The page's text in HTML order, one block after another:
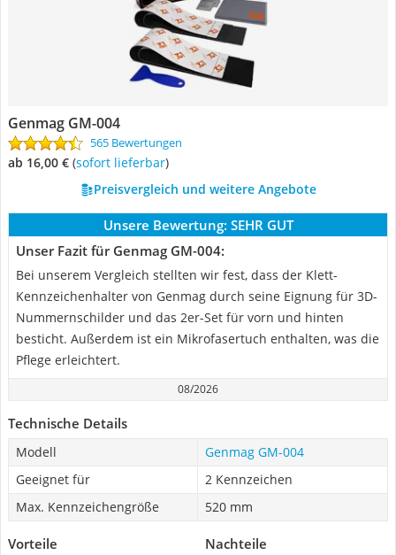
Genmag ‎GM-004
565 Bewertungen
ab 16,00 € ( Sofort lieferbar)
Preisvergleich und weitere Angebote
Unsere Bewertung: SEHR GUT
Unser Fazit für Genmag ‎GM-004:
Bei unserem Vergleich stellten wir fest, dass der Klett-
Kennzeichenhalter von Genmag durch seine Eignung für 3D-
Nummernschilder und das 2er-Set für vorn und hinten
besticht. Außerdem ist ein Mikrofasertuch enthalten, was die
Pflege erleichtert.
08/2026
Technische Details
Modell
Genmag ‎GM-004
Geeignet für
2 Kennzeichen
Max. Kennzeichengröße
520 mm
Vorteile Nachteile